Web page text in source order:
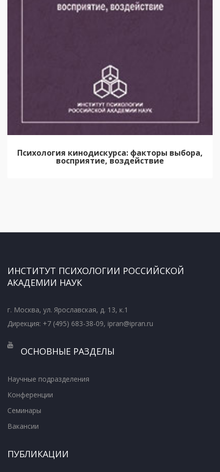
Психология кинодискурса: факторы выбора,
восприятие, воздействие
ИНСТИТУТ ПСИХОЛОГИИ РОССИЙСКОЙ
АКАДЕМИИ НАУК
г. Москва, ул. Ярославская, д. 13, к.1
Дирекция: +7 (495) 683-38-09, ipran@ipran.ru
ОСНОВНЫЕ РАЗДЕЛЫ
Научные подразделения
Конференции
Семинары
Вакансии
ПУБЛИКАЦИИ